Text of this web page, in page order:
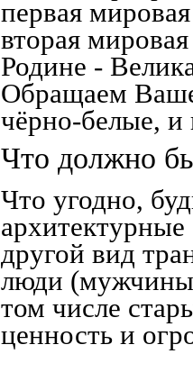
первая
вторая
Родине -
Обращаем
чёрно-белые, и
Что должно
Что угодно,
другой вид
люди
том числе
ценность и